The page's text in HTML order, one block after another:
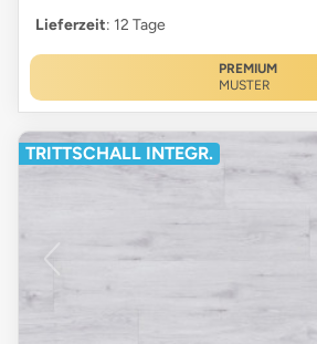
Lieferzeit: 12 Tage
PREMIUM
MUSTER
TRITTSCHALL INTEGR.